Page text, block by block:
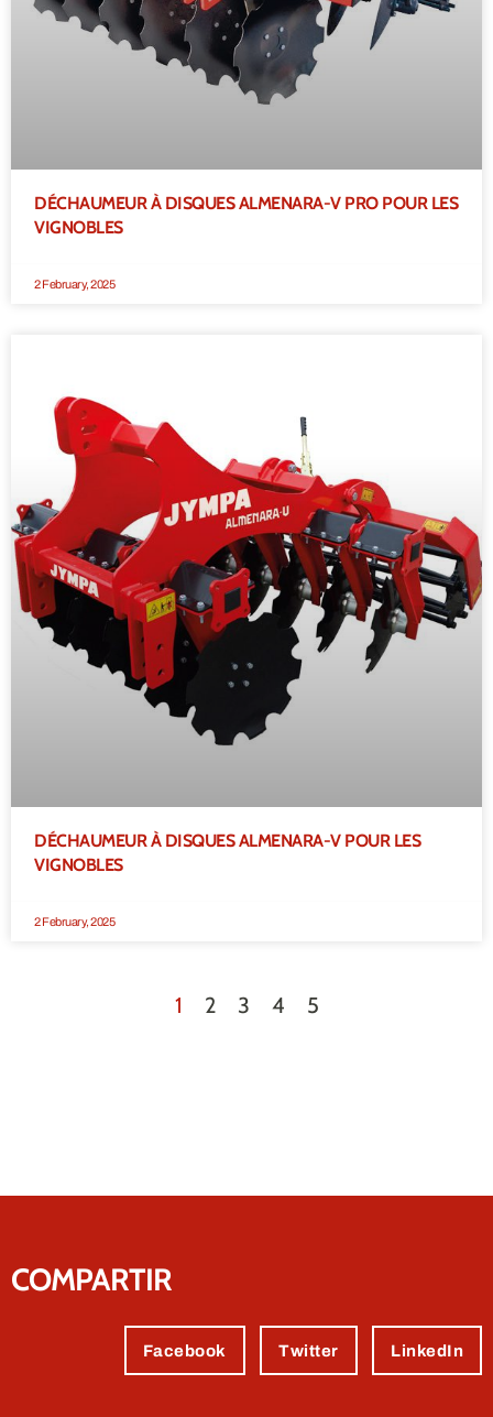
DÉCHAUMEUR À DISQUES ALMENARA-V PRO POUR LES
VIGNOBLES
2 February, 2025
DÉCHAUMEUR À DISQUES ALMENARA-V POUR LES
VIGNOBLES
2 February, 2025
1 2 3 4 5
COMPARTIR
Facebook Twitter LinkedIn